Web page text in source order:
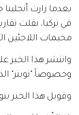
بعدما زارت
في تركيا، نقلت
مخيمات اللاجئين
وانتشر هذا الخبر
وخصوصاً "تويتر"
وقوبل هذا الخبر